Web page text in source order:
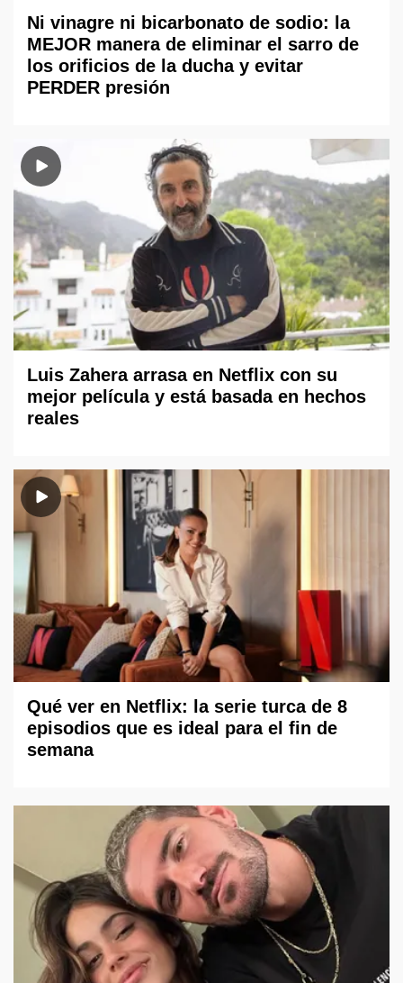
Ni vinagre ni bicarbonato de sodio: la
MEJOR manera de eliminar el sarro de
los orificios de la ducha y evitar
PERDER presión
Luis Zahera arrasa en Netflix con su
mejor película y está basada en hechos
reales
Qué ver en Netflix: la serie turca de 8
episodios que es ideal para el fin de
semana